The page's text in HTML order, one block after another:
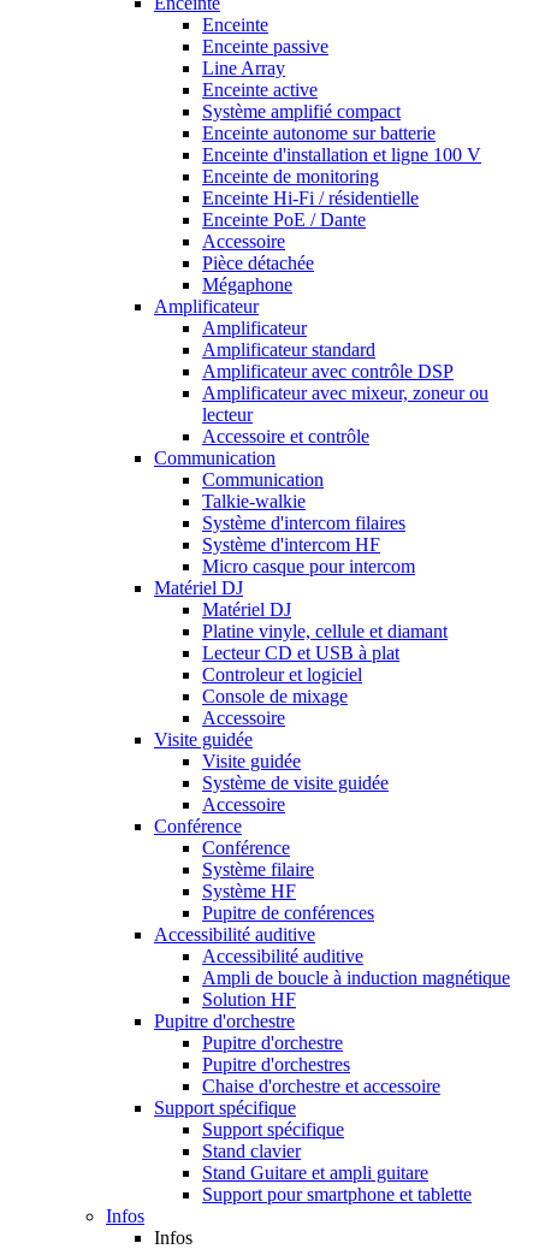
Enceinte
Enceinte passive
Line Array
Enceinte active
Système amplifié compact
Enceinte autonome sur batterie
Enceinte d'installation et ligne 100 V
Enceinte de monitoring
Enceinte Hi-Fi / résidentielle
Enceinte PoE / Dante
Accessoire
Pièce détachée
Mégaphone
Amplificateur
Amplificateur
Amplificateur standard
Amplificateur avec contrôle DSP
Amplificateur avec mixeur, zoneur ou
lecteur
Accessoire et contrôle
Communication
Communication
Talkie-walkie
Système d'intercom filaires
Système d'intercom HF
Micro casque pour intercom
Matériel DJ
Matériel DJ
Platine vinyle, cellule et diamant
Lecteur CD et USB à plat
Controleur et logiciel
Console de mixage
Accessoire
Visite guidée
Visite guidée
Système de visite guidée
Accessoire
Conférence
Conférence
Système filaire
Système HF
Pupitre de conférences
Accessibilité auditive
Accessibilité auditive
Ampli de boucle à induction magnétique
Solution HF
Pupitre d'orchestre
Pupitre d'orchestre
Pupitre d'orchestres
Chaise d'orchestre et accessoire
Support spécifique
Support spécifique
Stand clavier
Stand Guitare et ampli guitare
Support pour smartphone et tablette
Infos
Infos